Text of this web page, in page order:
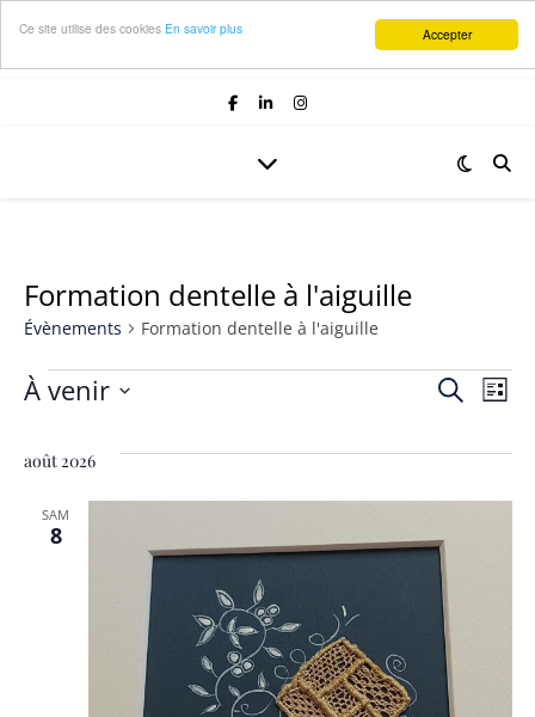
Accepter
Ce site utilise des cookies En savoir plus
Formation dentelle à l'aiguille
Évènements Formation dentelle à l'aiguille
Évènements
et
de
vues
Recherche
de
Liste
À venir
une
août 2026
SAM
8